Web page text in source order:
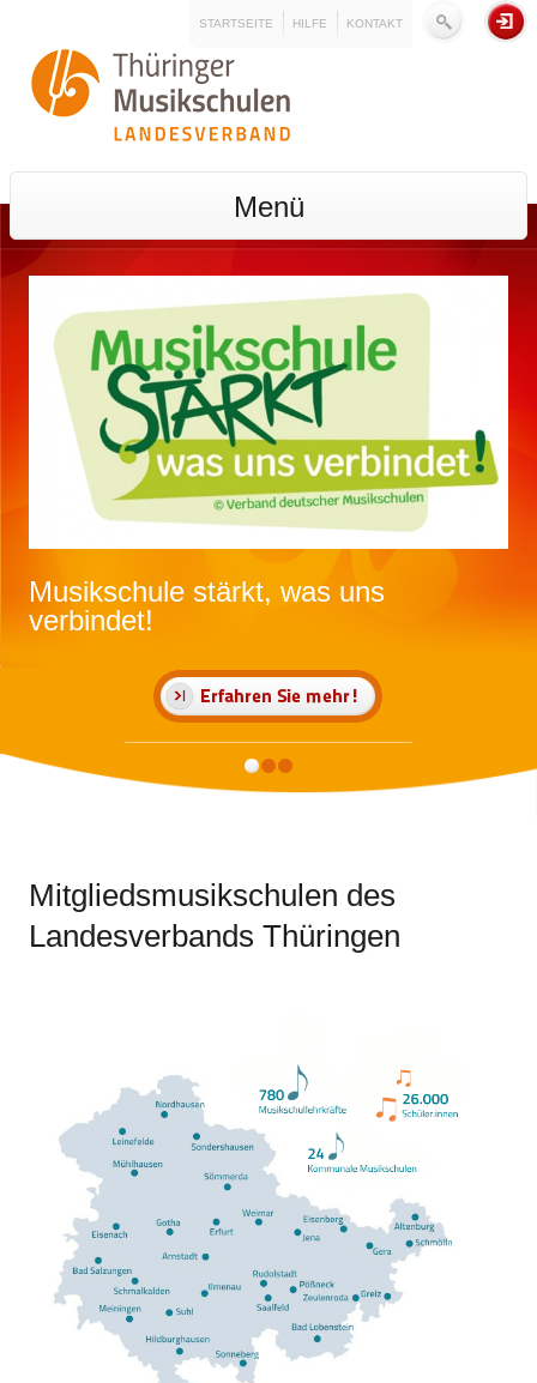
STARTSEITE HILFE KONTAKT
Menü
Musikschule stärkt, was uns
verbindet!
Mitgliedsmusikschulen des
Landesverbands Thüringen